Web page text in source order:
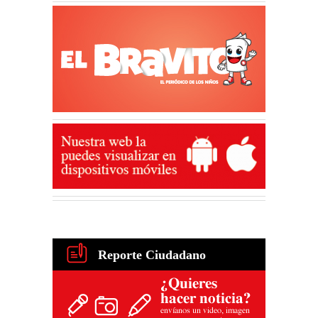
Reporte Ciudadano